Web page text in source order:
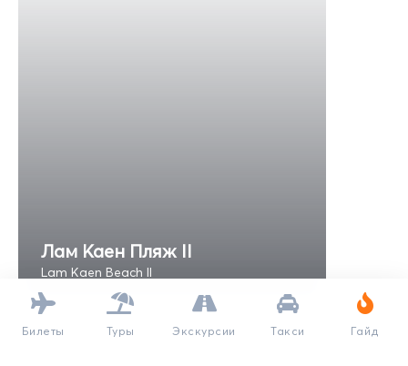
Лам Каен Пляж II
Lam Kaen Beach II
Билеты Туры Экскурсии Такси Гайд